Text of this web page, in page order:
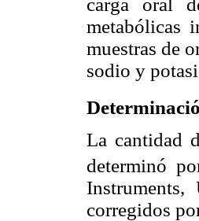
carga oral
metabólicas
muestras de
sodio y
La cantidad
determinó
corregidos